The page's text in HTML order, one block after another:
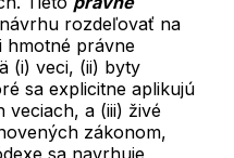
rozdeľovať na
hmotné právne
(i) veci, (ii) byty
sa explicitne aplikujú
veciach, a (iii) živé
zákonom,
sa navrhuje